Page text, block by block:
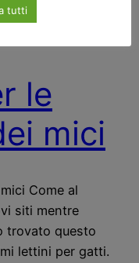
le
mici
Come al
siti mentre
trovato questo
lettini per gatti.
tutti